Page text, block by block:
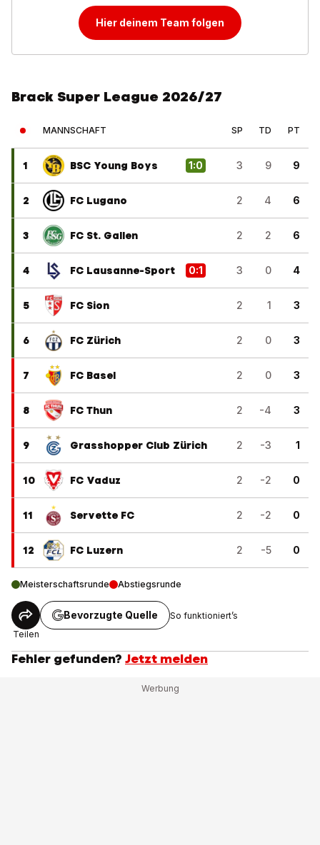
Hier deinem Team folgen
Brack Super League 2026/27
MANNSCHAFT SP TD PT
1 BSC Young Boys 1:0 3 9 9
2 FC Lugano 2 4 6
3 FC St. Gallen 2 2 6
4 FC Lausanne-Sport 0:1 3 0 4
5 FC Sion 2 1 3
6 FC Zürich 2 0 3
7 FC Basel 2 0 3
8 FC Thun 2 -4 3
9 Grasshopper Club Zürich 2 -3 1
10 FC Vaduz 2 -2 0
11 Servette FC 2 -2 0
12 FC Luzern 2 -5 0
Meisterschaftsrunde Abstiegsrunde
Teilen
Bevorzugte Quelle So funktioniert’s
Fehler gefunden? Jetzt melden